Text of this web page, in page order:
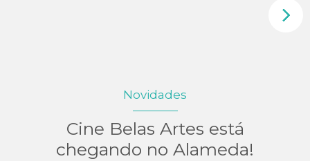
Novidades
Cine Belas Artes está
chegando no Alameda!